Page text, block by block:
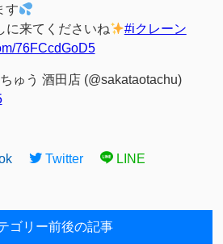
す
に来てくださいね
#iクレーン
76FCcdGoD5
ゅう 酒田店 (@sakataotachu)
Twitter LINE
ゴリー前後の記事